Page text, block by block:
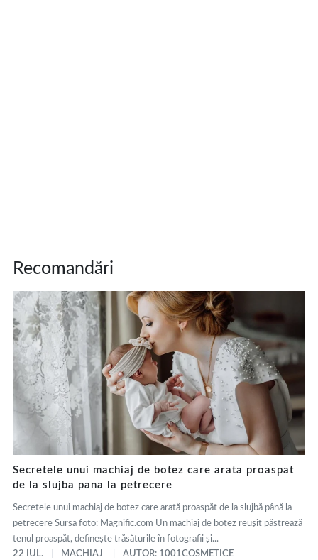
Recomandări
Secretele unui machiaj de botez care arata proaspat
de la slujba pana la petrecere
Secretele unui machiaj de botez care arată proaspăt de la slujbă până la
petrecere Sursa foto: Magnific.com Un machiaj de botez reușit păstrează
tenul proaspăt, definește trăsăturile în fotografii și...
22 IUL.
MACHIAJ AUTOR: 1001COSMETICE